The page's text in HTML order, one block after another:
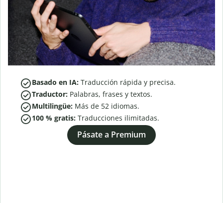
Basado en IA: Traducción rápida y precisa.
Traductor: Palabras, frases y textos.
Multilingüe: Más de 52 idiomas.
100 % gratis: Traducciones ilimitadas.
Pásate a Premium